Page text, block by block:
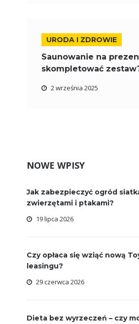
URODA I ZDROWIE
Saunowanie na
skompletować
2 września 2025
NOWE WPISY
Jak zabezpieczyć ogród
zwierzętami i ptakami?
19 lipca 2026
Czy opłaca się wziąć nową
leasingu?
29 czerwca 2026
Dieta bez wyrzeczeń – czy